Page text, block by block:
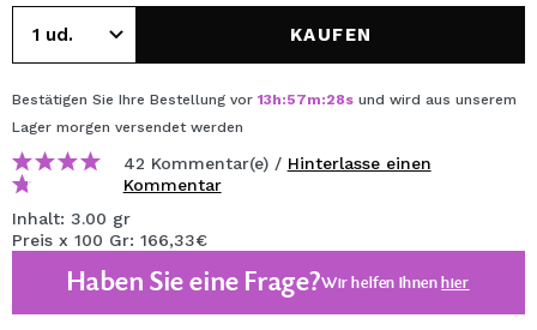
KAUFEN
Bestätigen Sie Ihre Bestellung vor 13h:57m:28s und wird aus unserem
Lager morgen versendet werden
42 Kommentar(e) / Hinterlasse einen
Kommentar
Inhalt: 3.00 gr
Preis x 100 Gr: 166,33€
Haben Sie eine Frage?Wir helfen Ihnenhier